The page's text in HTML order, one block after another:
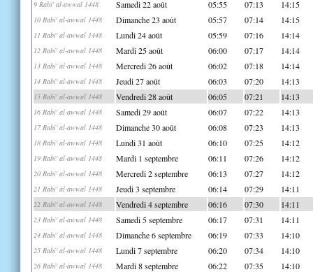
9 Rabi' al-awwal 1448 Samedi 22 août 05:55 07:13 14:15
10 Rabi' al-awwal 1448 Dimanche 23 août 05:57 07:14 14:15
11 Rabi' al-awwal 1448 Lundi 24 août 05:59 07:16 14:14
12 Rabi' al-awwal 1448 Mardi 25 août 06:00 07:17 14:14
13 Rabi' al-awwal 1448 Mercredi 26 août 06:02 07:18 14:14
14 Rabi' al-awwal 1448 Jeudi 27 août 06:03 07:20 14:13
15 Rabi' al-awwal 1448 Vendredi 28 août 06:05 07:21 14:13
16 Rabi' al-awwal 1448 Samedi 29 août 06:07 07:22 14:13
17 Rabi' al-awwal 1448 Dimanche 30 août 06:08 07:23 14:13
18 Rabi' al-awwal 1448 Lundi 31 août 06:10 07:25 14:12
19 Rabi' al-awwal 1448 Mardi 1 septembre 06:11 07:26 14:12
20 Rabi' al-awwal 1448 Mercredi 2 septembre 06:13 07:27 14:12
21 Rabi' al-awwal 1448 Jeudi 3 septembre 06:14 07:29 14:11
22 Rabi' al-awwal 1448 Vendredi 4 septembre 06:16 07:30 14:11
23 Rabi' al-awwal 1448 Samedi 5 septembre 06:17 07:31 14:11
24 Rabi' al-awwal 1448 Dimanche 6 septembre 06:19 07:33 14:10
25 Rabi' al-awwal 1448 Lundi 7 septembre 06:20 07:34 14:10
26 Rabi' al-awwal 1448 Mardi 8 septembre 06:22 07:35 14:10